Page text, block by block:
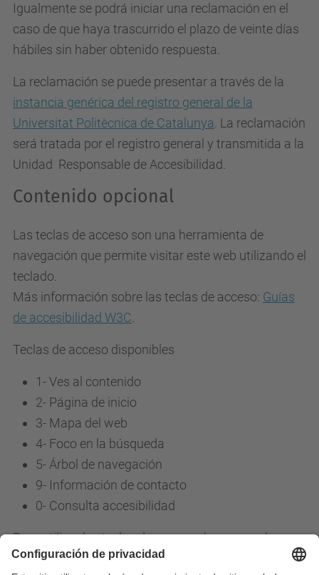
Igualmente se podrá iniciar una reclamación en el
caso de que haya trascurrido el plazo de veinte días
hábiles sin haber obtenido respuesta.
La reclamación se puede presentar a través de la
instancia genérica del registro general de la
Universitat Politècnica de Catalunya . La reclamación
será tratada por el registro general y transmitida a la
Unidad Responsable de Accesibilidad.
Contenido opcional
Las teclas de acceso son una herramienta de
navegación que permite visitar este web utilizando el
teclado.
Más información sobre las teclas de acceso: Guías
de accesibilidad W3C
Teclas de acceso disponibles
1- Ves al contenido
2- Página de inicio
3- Mapa del web
4- Foco en la búsqueda
5- Árbol de navegación
9- Información de contacto
0- Consulta accesibilidad
Para utilizar las teclas de accesos hay que pulsar
simultáneamente: